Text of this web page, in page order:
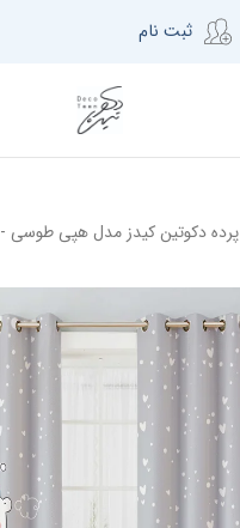
ثبت نام
پرده دکوتین کیدز مدل هپی طوسی - HAPPY GRAY